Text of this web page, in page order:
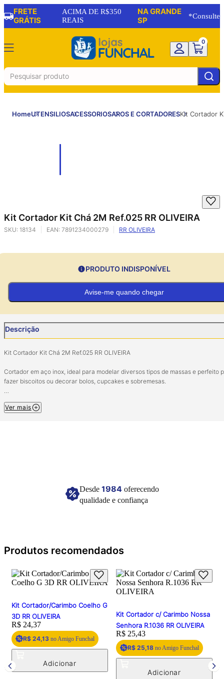
FRETE
GRÁTIS
ACIMA DE R$350
REAIS
NA GRANDE
SP
*Consulte
0
HomeUTENSILIOSACESSORIOSAROS E CORTADORESKit Cortador
Kit Cortador Kit Chá 2M Ref.025 RR OLIVEIRA
SKU: 18134 EAN: 7891234000279 RR OLIVEIRA
PRODUTO INDISPONÍVEL
Avise-me quando chegar
Descrição
Kit Cortador Kit Chá 2M Ref.025 RR OLIVEIRA
Cortador em aço inox, ideal para modelar diversos tipos de massas e perfeito
fazer biscoitos ou decorar bolos, cupcakes e sobremesas.
Material: Aço inox.
Ver mais
Desde 1984oferecendo
qualidade e confiança
Produtos recomendados
Kit Cortador/Carimbo Coelho G
3D RR OLIVEIRA
Price:
R$ 24,37
R$ 24,13 no Amigo Funchal
Kit Cortador c/ Carimbo Nossa
Senhora R.1036 RR OLIVEIRA
Price:
R$ 25,43
R$ 25,18 no Amigo Funchal